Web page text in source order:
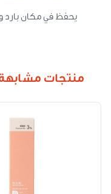
يحفظ في مكان بارد
منتجات